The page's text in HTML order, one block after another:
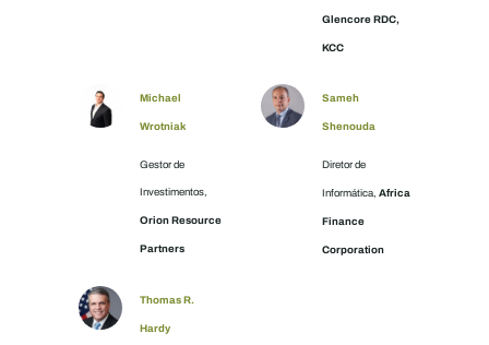
Glencore RDC,
KCC
Michael
Wrotniak
Gestor de
Investimentos,
Orion Resource
Partners
Sameh
Shenouda
Diretor de
Informática, Africa
Finance
Corporation
Thomas R.
Hardy